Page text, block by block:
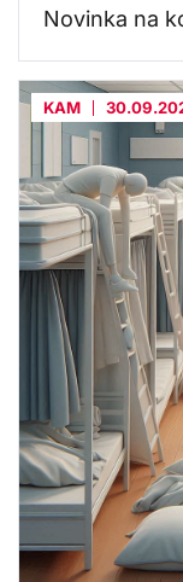
Novinka na
KAM